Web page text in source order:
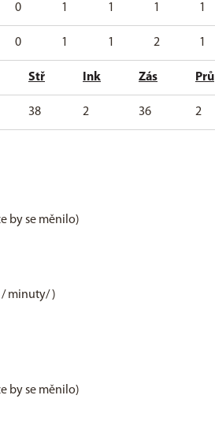
0 1 1 1 1
0 1 1 2 1
Stř Ink Zás Prů
38 2 36 2
by se měnilo)
/ minuty/ )
by se měnilo)